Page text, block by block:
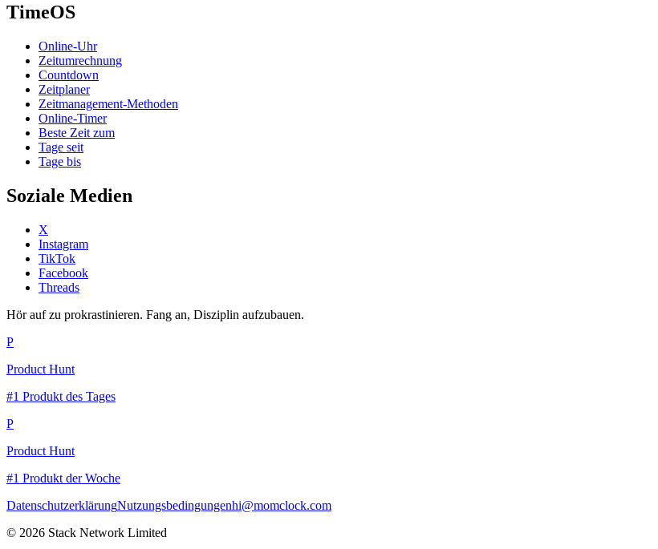
TimeOS
Online-Uhr
Zeitumrechnung
Countdown
Zeitplaner
Zeitmanagement-Methoden
Online-Timer
Beste Zeit zum
Tage seit
Tage bis
Soziale Medien
X
Instagram
TikTok
Facebook
Threads
Hör auf zu prokrastinieren. Fang an, Disziplin aufzubauen.
P
Product Hunt
#1 Produkt des Tages
P
Product Hunt
#1 Produkt der Woche
DatenschutzerklärungNutzungsbedingungenhi@momclock.com
© 2026 Stack Network Limited